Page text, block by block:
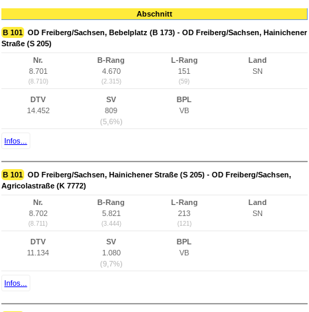
Abschnitt
B 101 OD Freiberg/Sachsen, Bebelplatz (B 173) - OD Freiberg/Sachsen, Hainichener
Straße (S 205)
Nr.
8.701
(8.710)
B-Rang
4.670
(2.315)
L-Rang
151
(59)
Land
SN
DTV
14.452
SV
809
(5,6%)
BPL
VB
Infos...
B 101 OD Freiberg/Sachsen, Hainichener Straße (S 205) - OD Freiberg/Sachsen,
Agricolastraße (K 7772)
Nr.
8.702
(8.711)
B-Rang
5.821
(3.444)
L-Rang
213
(121)
Land
SN
DTV
11.134
SV
1.080
(9,7%)
BPL
VB
Infos...